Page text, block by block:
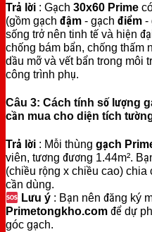
Trả lời : Gạch 30x60 Prime
(gồm gạch đậm - gạch điểm -
sống trở nên tinh tế và hiện
chống bám bẩn, chống thấm
dầu mỡ và vết bẩn trong môi
công trình phụ.
Câu 3: Cách tính số lượng
cần mua cho diện tích
Trả lời : Mỗi thùng gạch
viên, tương đương 1.44m².
(chiều rộng x chiều cao) chia
cần dùng.
Lưu ý : Bạn nên đăng ký
Primetongkho.com để dự
góc gạch.